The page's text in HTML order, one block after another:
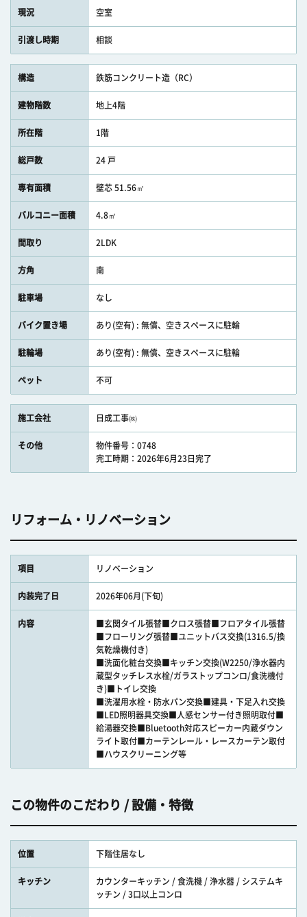
現況 空室
引渡し時期 相談
構造 鉄筋コンクリート造（RC）
建物階数 地上4階
所在階 1階
総戸数 24 戸
専有面積 壁芯 51.56㎡
バルコニー面積 4.8㎡
間取り 2LDK
方角 南
駐車場 なし
バイク置き場 あり(空有) : 無償、空きスペースに駐輪
駐輪場 あり(空有) : 無償、空きスペースに駐輪
ペット 不可
施工会社 日成工事㈱
その他
物件番号：0748
完工時期：2026年6月23日完了
リフォーム・リノベーション
項目 リノベーション
内装完了日 2026年06月(下旬)
内容
■玄関タイル張替■クロス張替■フロアタイル張替
■フローリング張替■ユニットバス交換(1316.5/換
気乾燥機付き)
■洗面化粧台交換■キッチン交換(W2250/浄水器内
蔵型タッチレス水栓/ガラストップコンロ/食洗機付
き)■トイレ交換
■洗濯用水栓・防水パン交換■建具・下足入れ交換
■LED照明器具交換■人感センサー付き照明取付■
給湯器交換■Bluetooth対応スピーカー内蔵ダウン
ライト取付■カーテンレール・レースカーテン取付
■ハウスクリーニング等
この物件のこだわり / 設備・特徴
位置 下階住居なし
キッチン
カウンターキッチン / 食洗機 / 浄水器 / システムキ
ッチン / 3口以上コンロ